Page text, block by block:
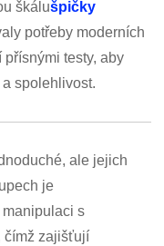
škálušpičky
potřeby moderních
přísnými testy, aby
spolehlivost.
ale jejich
je
s
čímž zajišťují